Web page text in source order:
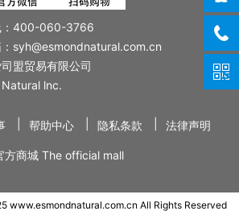
：400-060-3766
syh@esmondnatural.com.cn
盟贸易有限公司
lnc.
帮助中心 隐私条款 法律声明
方商城 The official mall
www.esmondnatural.com.cn All Rights Reserved